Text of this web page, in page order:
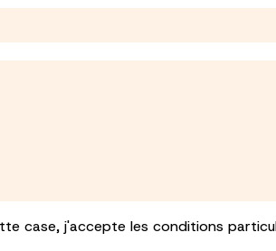
case, j'accepte les conditions